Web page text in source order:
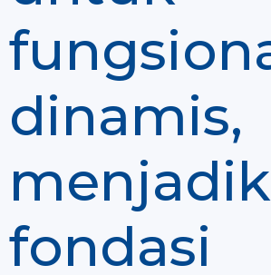
dinamis,
fondasi